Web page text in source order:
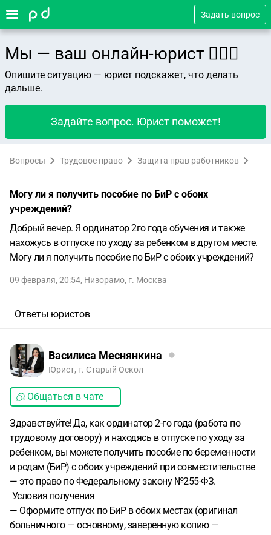
Задать вопрос
Мы — ваш онлайн-юрист 👨🏻‍⚖️
Опишите ситуацию — юрист подскажет, что делать
дальше.
Задайте вопрос. Юрист поможет!
Вопросы Трудовое право Защита прав работников
Могу ли я получить пособие по БиР с обоих
учреждений?
Добрый вечер. Я ординатор 2го года обучения и также
нахожусь в отпуске по уходу за ребенком в другом месте.
Могу ли я получить пособие по БиР с обоих учреждений?
09 февраля, 20:54, Низорамо, г. Москва
Ответы юристов
Василиса Меснянкина
Юрист, г. Старый Оскол
Общаться в чате
Здравствуйте! Да, как ординатор 2-го года (работа по
трудовому договору) и находясь в отпуске по уходу за
ребенком, вы можете получить пособие по беременности
и родам (БиР) с обоих учреждений при совместительстве
— это право по Федеральному закону №255-ФЗ.
Условия получения
— Оформите отпуск по БиР в обоих местах (оригинал
больничного — основному, заверенную копию —